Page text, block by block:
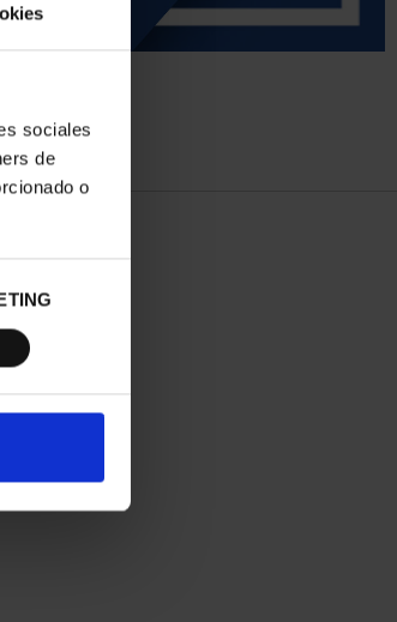
sociales
de
o